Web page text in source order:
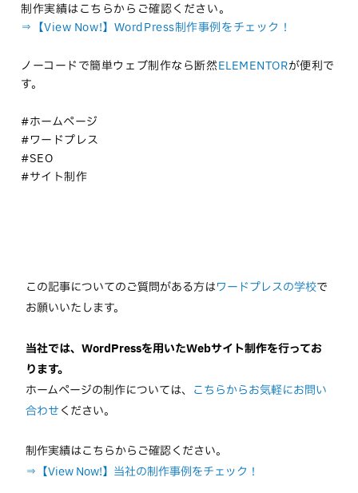
制作実績はこちらからご確認ください。
⇒【View Now!】WordPress制作事例をチェック！
ノーコードで簡単ウェブ制作なら断然ELEMENTORが便利で
す。
#ホームページ
#ワードプレス
#SEO
#サイト制作
この記事についてのご質問がある方はワードプレスの学校で
お願いいたします。
当社では、WordPressを用いたWebサイト制作を行ってお
ります。
ホームページの制作については、 こちらからお気軽にお問い
合わせください。
制作実績はこちらからご確認ください。
⇒【View Now!】当社の制作事例をチェック！